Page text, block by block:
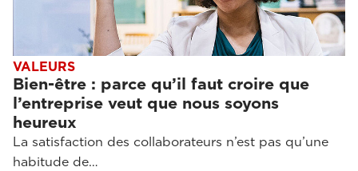
VALEURS
Bien-être : parce qu’il faut croire que
l’entreprise veut que nous soyons
heureux
La satisfaction des collaborateurs n’est pas qu’une
habitude de…